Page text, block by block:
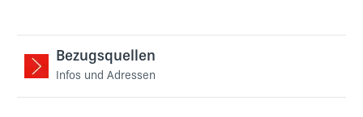
Bezugsquellen
Infos und Adressen